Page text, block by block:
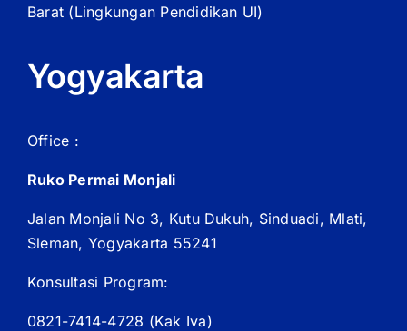
Barat (Lingkungan Pendidikan UI)
Yogyakarta
Office :
Ruko Permai Monjali
Jalan Monjali No 3, Kutu Dukuh, Sinduadi, Mlati,
Sleman, Yogyakarta 55241
Konsultasi Program:
0821-7414-4728 (Kak Iva)